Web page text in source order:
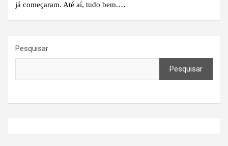
já começaram. Até aí, tudo bem.…
Pesquisar
Pesquisar